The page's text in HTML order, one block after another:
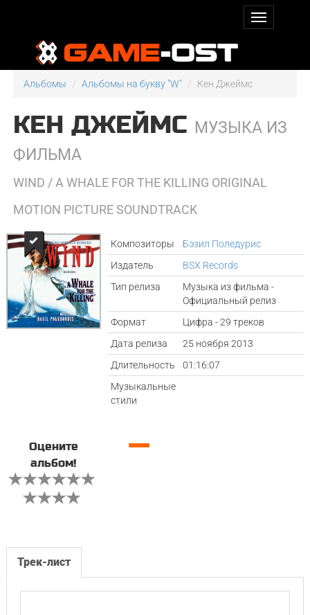
Альбомы Альбомы на букву "W" Кен Джеймс
КЕН ДЖЕЙМС МУЗЫКА ИЗ
ФИЛЬМА
WIND / A WHALE FOR THE KILLING ORIGINAL
MOTION PICTURE SOUNDTRACK
Композиторы
Бэзил Поледурис
Издатель
BSX Records
Тип релиза
Музыка из фильма -
Официальный релиз
Формат
Цифра - 29 треков
Дата релиза
25 ноября 2013
Длительность
01:16:07
Музыкальные
стили
Оцените
альбом!
—
Трек-лист